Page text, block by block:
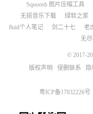
Squoosh 图片压缩工具
无损音乐下载
绿软之家
8uid个人笔记
剑二十七 老
无
© 2017-
版权声明
侵删联系
粤ICP备17032226号